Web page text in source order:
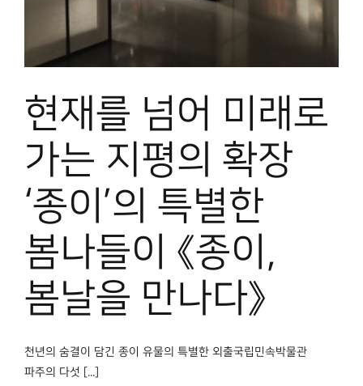
현재를 넘어 미래로
가는 지평의 확장
‘종이’의 특별한
봄나들이 《종이,
봄날을 만나다》
천년의 숨결이 담긴 종이 유물의 특별한 외출국립민속박물관
파주의 다섯 [...]